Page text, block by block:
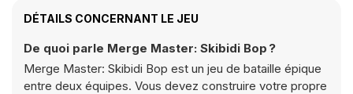
DÉTAILS CONCERNANT LE JEU
De quoi parle Merge Master: Skibidi Bop ?
Merge Master: Skibidi Bop est un jeu de bataille épique
entre deux équipes. Vous devez construire votre propre